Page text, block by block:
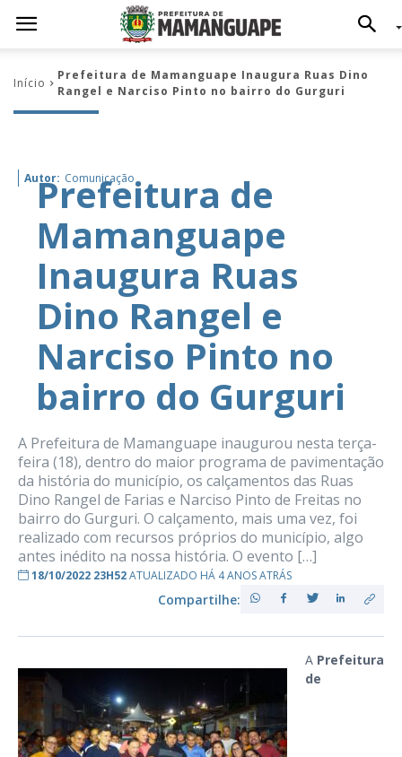
Início
Prefeitura de Mamanguape Inaugura Ruas Dino
Rangel e Narciso Pinto no bairro do Gurguri
Autor: Comunicação
Prefeitura de
Mamanguape
Inaugura Ruas
Dino Rangel e
Narciso Pinto no
bairro do Gurguri
A Prefeitura de Mamanguape inaugurou nesta terça-
feira (18), dentro do maior programa de pavimentação
da história do município, os calçamentos das Ruas
Dino Rangel de Farias e Narciso Pinto de Freitas no
bairro do Gurguri. O calçamento, mais uma vez, foi
realizado com recursos próprios do município, algo
antes inédito na nossa história. O evento […]
18/10/2022 23H52ATUALIZADO HÁ 4 ANOS ATRÁS
Compartilhe:
A Prefeitura
de